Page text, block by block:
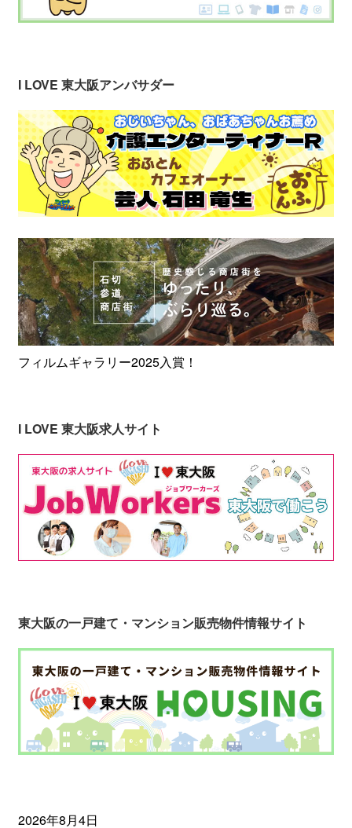
I LOVE 東大阪アンバサダー
フィルムギャラリー2025入賞！
I LOVE 東大阪求人サイト
東大阪の一戸建て・マンション販売物件情報サイト
2026年8月4日